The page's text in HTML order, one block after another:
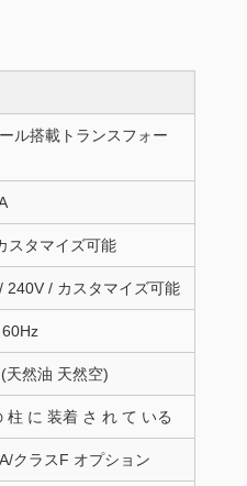
ル搭載トランスフォー
スタマイズ可能
240V / カスタマイズ可能
天然油 天然空)
柱 に 装着 さ れ て いる
クラスF オプション